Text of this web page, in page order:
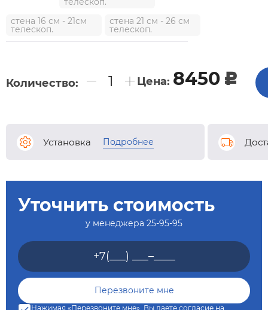
стена 16 см - 21см
телескоп.
стена 21 см - 26 см
телескоп.
Количество: Цена: 8450 c
Установка Подробнее
Уточнить стоимость
у менеджера 25-95-95
Нажимая «Перезвоните мне», Вы даете согласие на